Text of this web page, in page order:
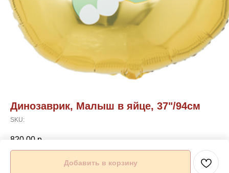
Динозаврик, Малыш в яйце, 37"/94см
SKU:
820,00 р.
Добавить в корзину